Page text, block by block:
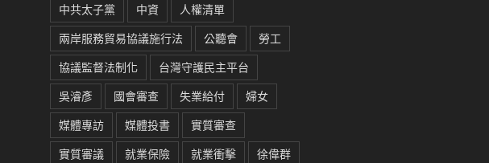
中共太子黨
中資
人權清單
兩岸服務貿易協議施行法
公聽會
勞工
協議監督法制化
台灣守護民主平台
吳濬彥
國會審查 失業給付
婦女
媒體專訪
媒體投書
實質審查
實質審議
就業保險 就業衝擊
徐偉群